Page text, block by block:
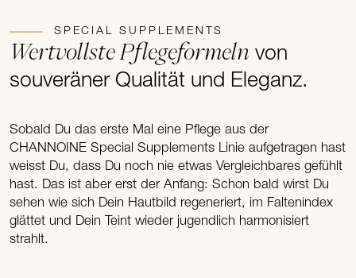
SPECIAL SUPPLEMENTS
Wertvollste Pflegeformeln von
souveräner Qualität und Eleganz.
Sobald Du das erste Mal eine Pflege aus der
CHANNOINE Special Supplements Linie aufgetragen hast
weisst Du, dass Du noch nie etwas Vergleichbares gefühlt
hast. Das ist aber erst der Anfang: Schon bald wirst Du
sehen wie sich Dein Hautbild regeneriert, im Faltenindex
glättet und Dein Teint wieder jugendlich harmonisiert
strahlt.